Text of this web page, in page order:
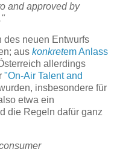
and approved by
des neuen Entwurfs
aus konkretemAnlass
allerdings
"On-Air Talent and
insbesondere für
etwa ein
die Regeln dafür ganz